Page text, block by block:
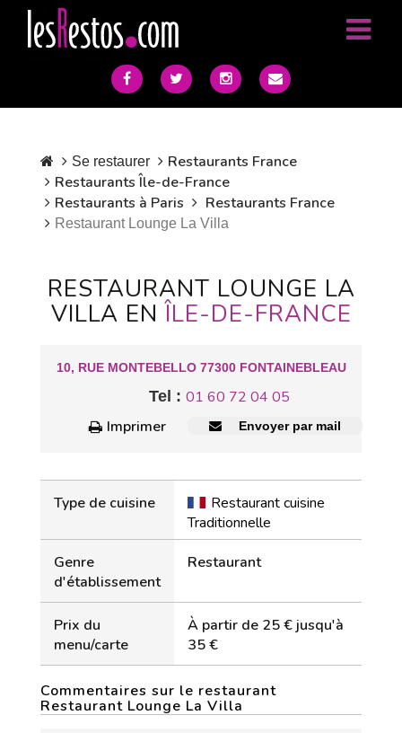
Se restaurer
Restaurants France
Restaurants Île-de-France
Restaurants à Paris
Restaurants France
Restaurant Lounge La Villa
RESTAURANT LOUNGE LA
VILLA ENÎLE-DE-FRANCE
10, RUE MONTEBELLO 77300 FONTAINEBLEAU
Tel : 01 60 72 04 05
Imprimer
Envoyer par mail
Type de cuisine
Restaurant cuisine
Traditionnelle
Genre
d'établissement
Restaurant
Prix du
menu/carte
À partir de 25 € jusqu'à
35 €
Commentaires sur le restaurant
Restaurant Lounge La Villa